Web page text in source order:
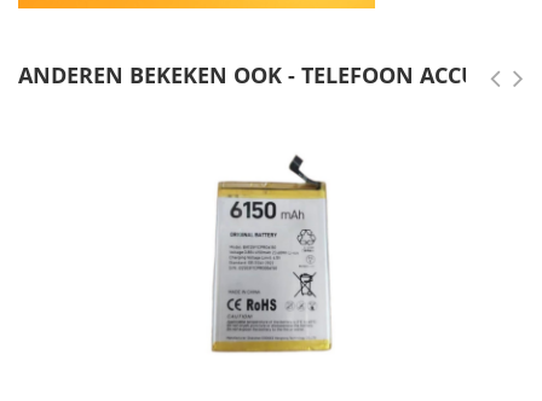
ANDEREN BEKEKEN OOK - TELEFOON ACCU'S